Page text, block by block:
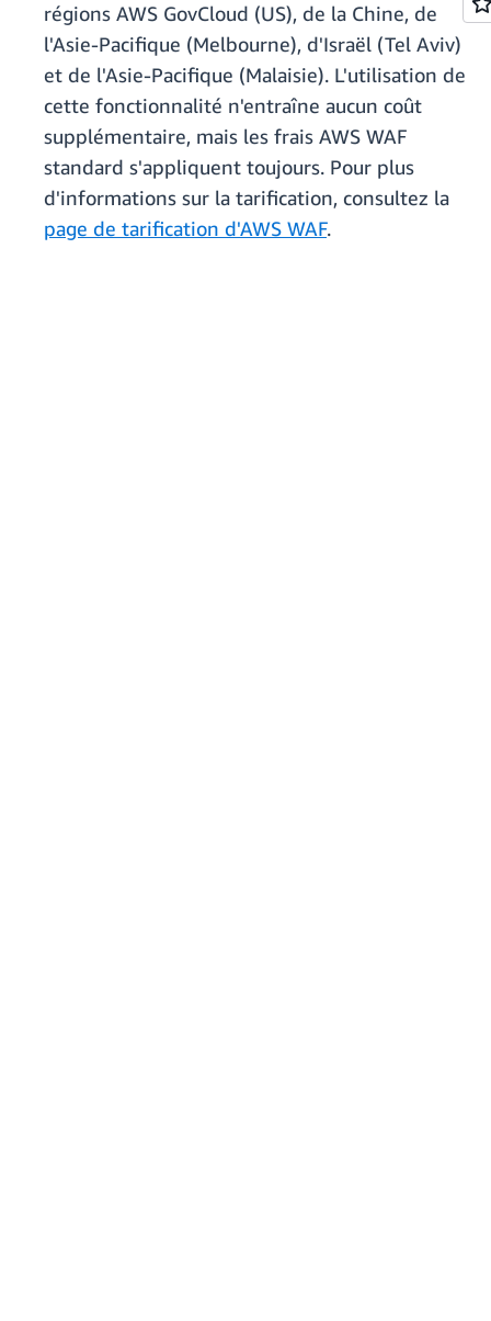
régions AWS GovCloud (US), de la Chine, de
l'Asie-Pacifique (Melbourne), d'Israël (Tel Aviv)
et de l'Asie-Pacifique (Malaisie). L'utilisation de
cette fonctionnalité n'entraîne aucun coût
supplémentaire, mais les frais AWS WAF
standard s'appliquent toujours. Pour plus
d'informations sur la tarification, consultez la
page de tarification d'AWS WAF.